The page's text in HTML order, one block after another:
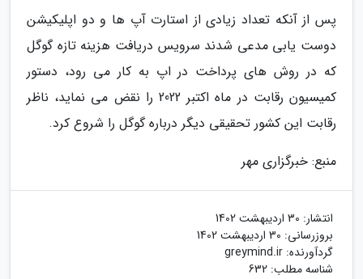
پس از آنکه تعداد زیادی از استارت آپ ها و دو اپلیکیشن
دوست یابی مدعی شدند سرویس دریافت هزینه تازه گوگل
که در روش های پرداخت در اپ به کار می رود، دستور
کمیسیون رقابت در ماه اکتبر 2022 را نقض می نماید، ناظر
رقابت این کشور تحقیقی دیگر درباره گوگل را شروع کرد.
منبع: خبرگزاری مهر
انتشار: 30 اردیبهشت 1402
بروزرسانی: 30 اردیبهشت 1402
گردآورنده: greymind.ir
شناسه مطلب: 632